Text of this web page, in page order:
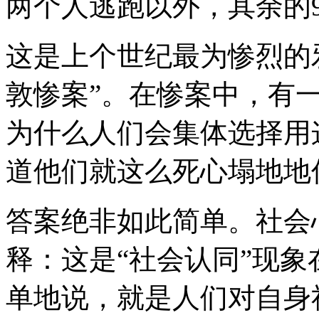
这是上个世纪最为惨烈
敦惨案”。在惨案中，有
为什么人们会集体选择
道他们就这么死心塌地地
答案绝非如此简单。社
释：这是“社会认同”现
单地说，就是人们对自